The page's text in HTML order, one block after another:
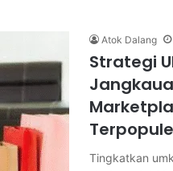
Atok Dalang
Strategi
Tingkatkan